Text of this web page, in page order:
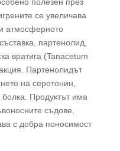
се увеличава
атмосферното
партенолид,
вратига (Tanacetum
Партенолидът
на серотонин,
Продуктът има
съдове,
с добра поносимост